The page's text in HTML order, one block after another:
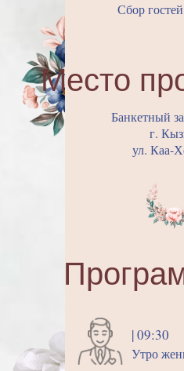
Место
Банкетный
г.
ул. Каа-
Сбор
| 09:30
Утро